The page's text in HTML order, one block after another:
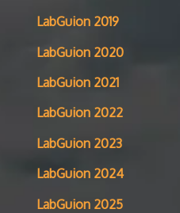
LabGuion 2019
LabGuion 2020
LabGuion 2021
LabGuion 2022
LabGuion 2023
LabGuion 2024
LabGuion 2025